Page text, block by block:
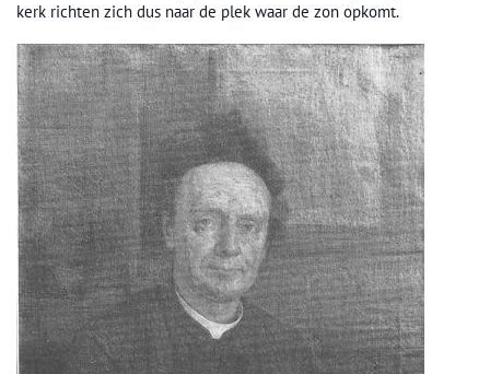
kerk richten zich dus naar de plek waar de zon opkomt.